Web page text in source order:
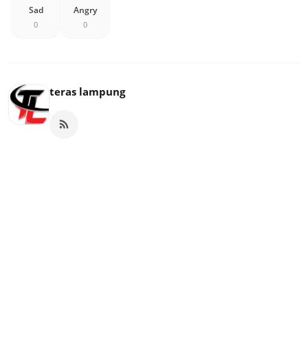
Sad
0
Angry
0
teras lampung